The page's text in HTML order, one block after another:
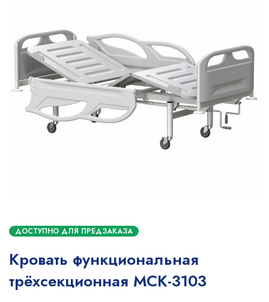
ДОСТУПНО ДЛЯ ПРЕДЗАКАЗА
Кровать функциональная
трёхсекционная МСК-3103